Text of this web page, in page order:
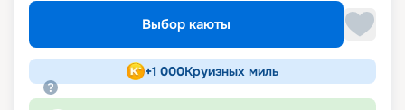
Выбор каюты
+1 000Круизных миль